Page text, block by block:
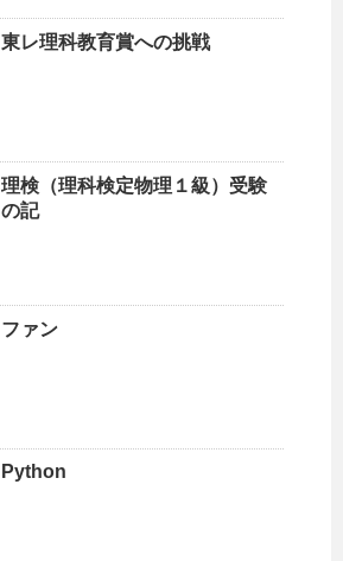
東レ理科教育賞への挑戦
理検（理科検定物理１級）受験
の記
ファン
Python